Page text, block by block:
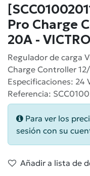
Pro Charge
20A -
Regulador de carga
Charge Controller
Especificaciones: 24
Referencia:
Para ver los
sesión con su
Añadir a lista de